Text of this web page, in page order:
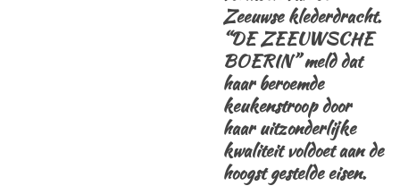
Zeeuwse klederdracht.
“DE ZEEUWSCHE
BOERIN” meld dat
haar beroemde
keukenstroop door
haar uitzonderlijke
kwaliteit voldoet aan de
hoogst gestelde eisen.